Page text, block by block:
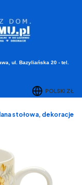
ul. Bazyliańska 20 - tel.
POLSKI ZŁ
stołowa, dekoracje